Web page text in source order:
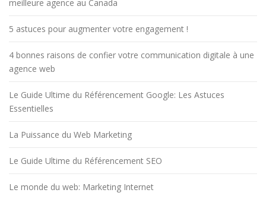
meilleure agence au Canada
5 astuces pour augmenter votre engagement !
4 bonnes raisons de confier votre communication digitale à une
agence web
Le Guide Ultime du Référencement Google: Les Astuces
Essentielles
La Puissance du Web Marketing
Le Guide Ultime du Référencement SEO
Le monde du web: Marketing Internet